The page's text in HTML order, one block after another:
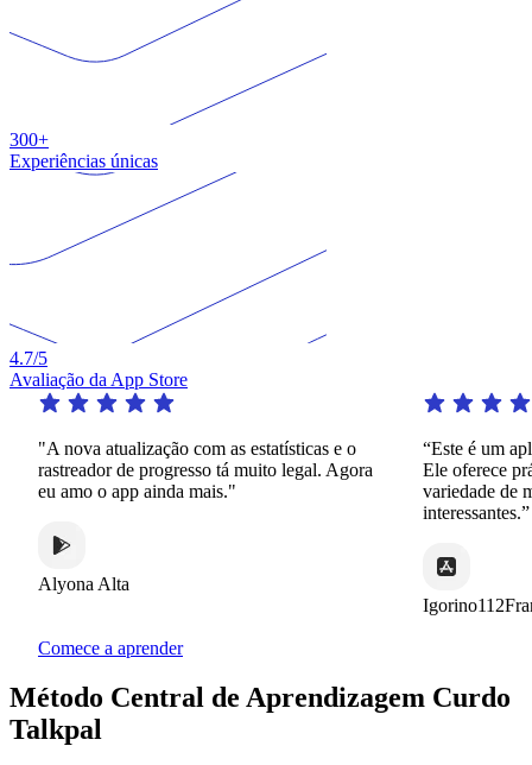
300+
Experiências únicas
4.7/5
Avaliação da App Store
"A nova atualização com as estatísticas e o
rastreador de progresso tá muito legal. Agora
eu amo o app ainda mais."
Alyona Alta
“Este é um
Ele oferece
variedade de
interessantes.”
Igorino112France
Comece a aprender
Método Central de Aprendizagem Curdo
Talkpal